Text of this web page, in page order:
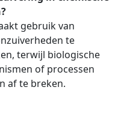
gebruik van
te
terwijl biologische
of processen
af te breken.